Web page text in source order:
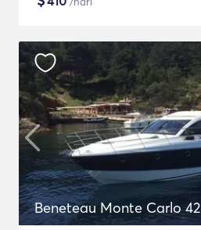
Beneteau Monte Carlo 42